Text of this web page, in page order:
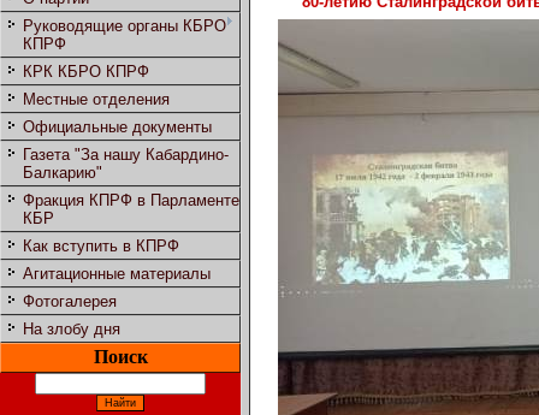
Руководящие органы КБРО
КПРФ
КРК КБРО КПРФ
Местные отделения
Официальные документы
Газета "За нашу Кабардино-
Балкарию"
Фракция КПРФ в Парламенте
КБР
Как вступить в КПРФ
Агитационные материалы
Фотогалерея
На злобу дня
Поиск